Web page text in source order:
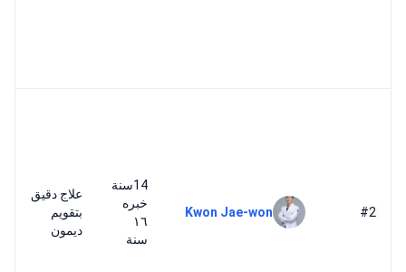
#2
Kwon Jae-won
14سنة
خبره
١٦
سنة
علاج دقيق
بتقويم
ديمون